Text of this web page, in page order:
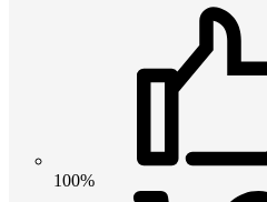
100%